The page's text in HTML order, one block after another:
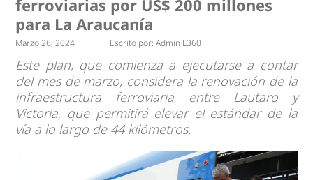
ferroviarias por US$ 200 millones
para La Araucanía
Marzo 26, 2024 Escrito por: Admin L360
Este plan, que comienza a ejecutarse a contar
del mes de marzo, considera la renovación de la
infraestructura ferroviaria entre Lautaro y
Victoria, que permitirá elevar el estándar de la
vía a lo largo de 44 kilómetros.